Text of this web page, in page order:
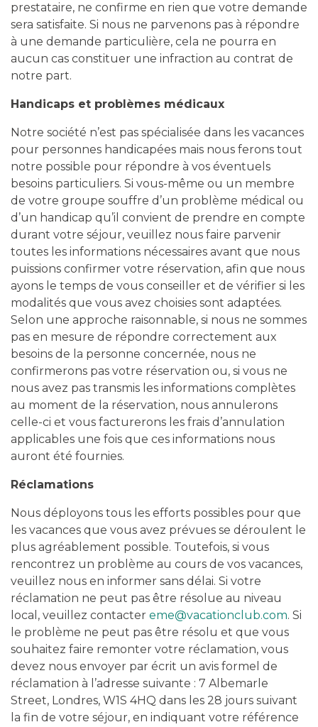
prestataire, ne confirme en rien que votre demande
sera satisfaite. Si nous ne parvenons pas à répondre
à une demande particulière, cela ne pourra en
aucun cas constituer une infraction au contrat de
notre part.
Handicaps et problèmes médicaux
Notre société n’est pas spécialisée dans les vacances
pour personnes handicapées mais nous ferons tout
notre possible pour répondre à vos éventuels
besoins particuliers. Si vous-même ou un membre
de votre groupe souffre d’un problème médical ou
d’un handicap qu’il convient de prendre en compte
durant votre séjour, veuillez nous faire parvenir
toutes les informations nécessaires avant que nous
puissions confirmer votre réservation, afin que nous
ayons le temps de vous conseiller et de vérifier si les
modalités que vous avez choisies sont adaptées.
Selon une approche raisonnable, si nous ne sommes
pas en mesure de répondre correctement aux
besoins de la personne concernée, nous ne
confirmerons pas votre réservation ou, si vous ne
nous avez pas transmis les informations complètes
au moment de la réservation, nous annulerons
celle-ci et vous facturerons les frais d’annulation
applicables une fois que ces informations nous
auront été fournies.
Réclamations
Nous déployons tous les efforts possibles pour que
les vacances que vous avez prévues se déroulent le
plus agréablement possible. Toutefois, si vous
rencontrez un problème au cours de vos vacances,
veuillez nous en informer sans délai. Si votre
réclamation ne peut pas être résolue au niveau
local, veuillez contacter eme@vacationclub.com. Si
le problème ne peut pas être résolu et que vous
souhaitez faire remonter votre réclamation, vous
devez nous envoyer par écrit un avis formel de
réclamation à l’adresse suivante : 7 Albemarle
Street, Londres, W1S 4HQ dans les 28 jours suivant
la fin de votre séjour, en indiquant votre référence